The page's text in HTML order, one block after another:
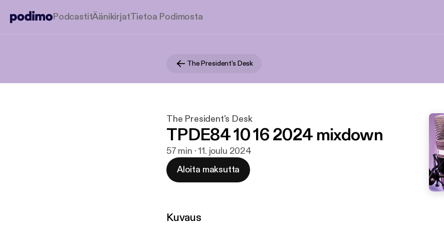
PodcastitÄänikirjatTietoa Podimosta
The President's Desk
The President's Desk
TPDE84 10 16 2024 mixdown
57 min · 11. joulu 2024
Aloita maksutta
Kuvaus